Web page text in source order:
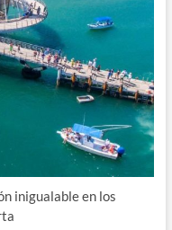
inigualable en los